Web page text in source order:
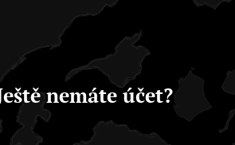
nemáte účet?